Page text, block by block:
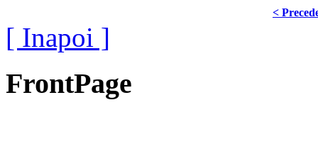
<
[ Inapoi ]
FrontPage